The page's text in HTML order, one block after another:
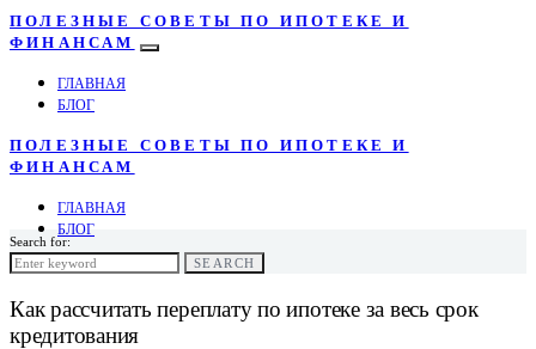
ПОЛЕЗНЫЕ СОВЕТЫ ПО ИПОТЕКЕ И
ФИНАНСАМ
ГЛАВНАЯ
БЛОГ
ПОЛЕЗНЫЕ СОВЕТЫ ПО ИПОТЕКЕ И
ФИНАНСАМ
ГЛАВНАЯ
БЛОГ
Search for:
SEARCH
Как рассчитать переплату по ипотеке за весь срок
кредитования